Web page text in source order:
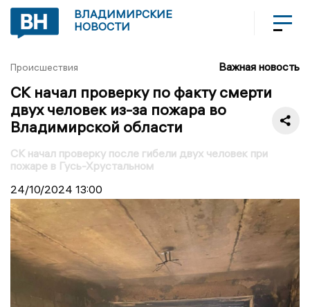
ВЛАДИМИРСКИЕ
НОВОСТИ
Происшествия Важная новость
СК начал проверку по факту смерти
двух человек из-за пожара во
Владимирской области
СК начал проверку после гибели двух человек при
пожаре в Гусь-Хрустальном
24/10/2024 13:00